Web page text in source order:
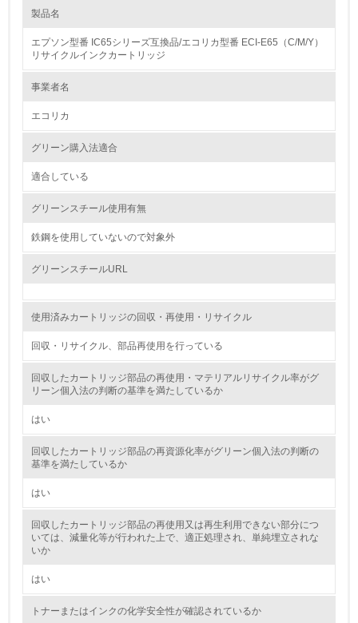
環境方針を持っている
環境対応の責任体制を定めている
環境問題に関する従業員教育を行っている
自社に関係する主要な環境法規制を把握し、順守している
レベル2
5.
環境取り組み体制と成果を定期的に検証して次の活動に活
かしている
従業員が環境方針に基づいて自分の業務の中で行うべき環
境対策を理解し、実践している
環境活動に関する規格やプログラムを導入している
→ 導入している規格名
第三者認証を取得している
製品名
エプソン型番 IC65シリーズ互換品/エコリカ型番 ECI-E65（C/M/Y）
リサイクルインクカートリッジ
事業者名
エコリカ
グリーン購入法適合
適合している
グリーンスチール使用有無
鉄鋼を使用していないので対象外
グリーンスチールURL
使用済みカートリッジの回収・再使用・リサイクル
回収・リサイクル、部品再使用を行っている
回収したカートリッジ部品の再使用・マテリアルリサイクル率がグ
リーン個入法の判断の基準を満たしているか
はい
回収したカートリッジ部品の再資源化率がグリーン個入法の判断の
基準を満たしているか
はい
回収したカートリッジ部品の再使用又は再生利用できない部分につ
いては、減量化等が行われた上で、適正処理され、単純埋立されな
いか
はい
トナーまたはインクの化学安全性が確認されているか